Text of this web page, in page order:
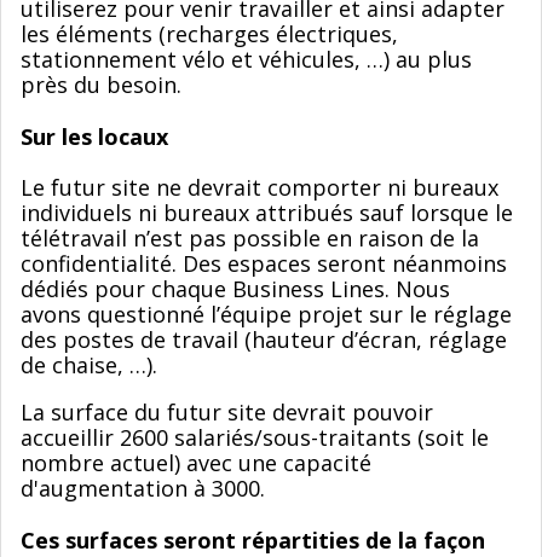
utiliserez pour venir travailler et ainsi adapter
les éléments (recharges électriques,
stationnement vélo et véhicules, …) au plus
près du besoin.
Sur les locaux
Le futur site ne devrait comporter ni bureaux
individuels ni bureaux attribués sauf lorsque le
télétravail n’est pas possible en raison de la
confidentialité. Des espaces seront néanmoins
dédiés pour chaque Business Lines. Nous
avons questionné l’équipe projet sur le réglage
des postes de travail (hauteur d’écran, réglage
de chaise, …).
La surface du futur site devrait pouvoir
accueillir 2600 salariés/sous-traitants (soit le
nombre actuel) avec une capacité
d'augmentation à 3000.
Ces surfaces seront répartities de la façon